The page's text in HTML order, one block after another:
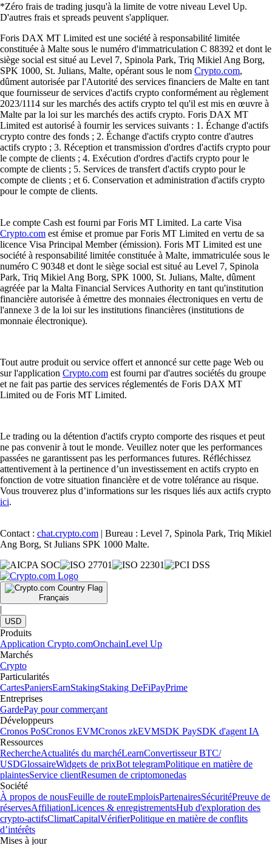
*Zéro frais de trading jusqu'à la limite de votre niveau Level Up.
D'autres frais et spreads peuvent s'appliquer.
Foris DAX MT Limited est une société à responsabilité limitée
constituée à Malte sous le numéro d'immatriculation C 88392 et dont le
siège social est situé au Level 7, Spinola Park, Triq Mikiel Ang Borg,
SPK 1000, St. Julians, Malte, opérant sous le nom Crypto.com,
dûment autorisée par l'Autorité des services financiers de Malte en tant
que fournisseur de services d'actifs crypto conformément au règlement
2023/1114 sur les marchés des actifs crypto tel qu'il est mis en œuvre à
Malte par la loi sur les marchés des actifs crypto. Foris DAX MT
Limited est autorisé à fournir les services suivants : 1. Échange d'actifs
crypto contre des fonds ; 2. Échange d'actifs crypto contre d'autres
actifs crypto ; 3. Réception et transmission d'ordres d'actifs crypto pour
le compte de clients ; 4. Exécution d'ordres d'actifs crypto pour le
compte de clients ; 5. Services de transfert d'actifs crypto pour le
compte de clients ; et 6. Conservation et administration d'actifs crypto
pour le compte de clients.
Le compte Cash est fourni par Foris MT Limited. La carte Visa
Crypto.com est émise et promue par Foris MT Limited en vertu de sa
licence Visa Principal Member (émission). Foris MT Limited est une
société à responsabilité limitée constituée à Malte, immatriculée sous le
numéro C 90348 et dont le siège social est situé au Level 7, Spinola
Park, Triq Mikiel Ang Borg, SPK 1000, St. Julians, Malte, dûment
agréée par la Malta Financial Services Authority en tant qu'institution
financière autorisée à émettre des monnaies électroniques en vertu de
l'annexe 3 de la loi sur les institutions financières (institutions de
monnaie électronique).
Tout autre produit ou service offert et annoncé sur cette page Web ou
sur l'application Crypto.com est fourni par d'autres sociétés du groupe
et ne fait pas partie des services réglementés de Foris DAX MT
Limited ou de Foris MT Limited.
Le trading ou la détention d'actifs crypto comporte des risques et peut
ne pas convenir à tout le monde. Veuillez noter que les performances
passées ne garantissent pas les performances futures. Réfléchissez
attentivement à la pertinence d’un investissement en actifs crypto en
fonction de votre situation financière et de votre tolérance au risque.
Vous trouverez plus d’informations sur les risques liés aux actifs crypto
ici.
Contact : chat.crypto.com | Bureau : Level 7, Spinola Park, Triq Mikiel
Ang Borg, St Julians SPK 1000 Malte.
Français
|
USD
Produits
Application Crypto.comOnchainLevel Up
Marchés
Crypto
Particularités
CartesPaniersEarnStakingStaking DeFiPayPrime
Entreprises
GardePay pour commerçant
Développeurs
Cronos PoSCronos EVMCronos zkEVMSDK PaySDK d'agent IA
Ressources
RechercheActualités du marchéLearnConvertisseur BTC/
USDGlossaireWidgets de prixBot telegramPolitique en matière de
plaintesService clientResumen de criptomonedas
Société
À propos de nousFeuille de routeEmploisPartenairesSécuritéPreuve de
réservesAffiliationLicences & enregistrementsHub d'exploration des
crypto-actifsClimatCapitalVérifierPolitique en matière de conflits
d’intérêts
Mises à jour